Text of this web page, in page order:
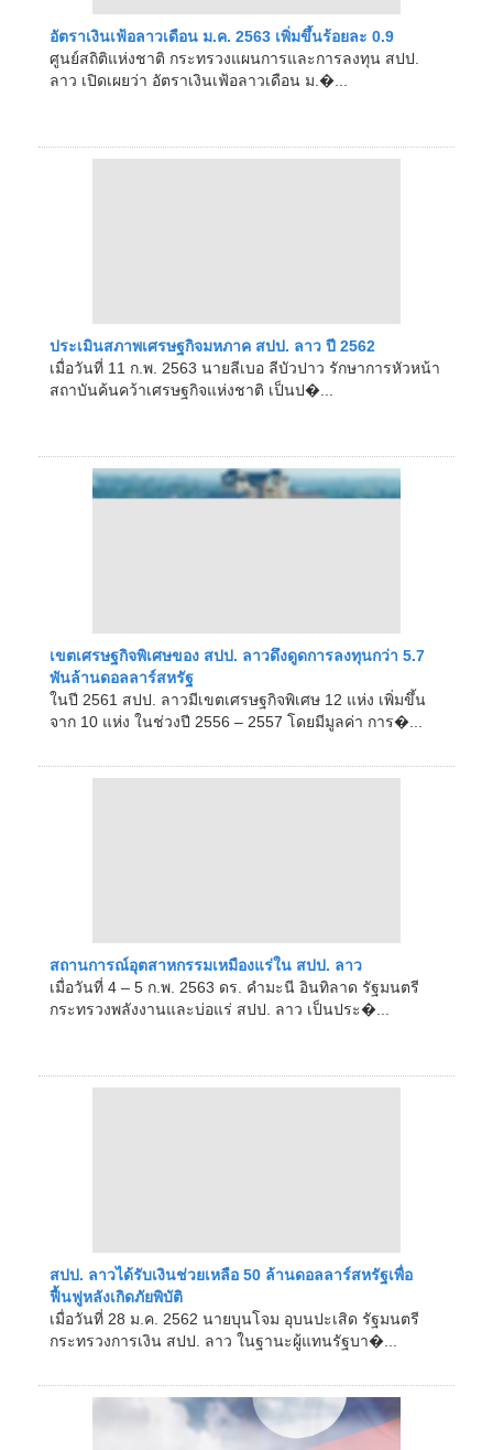
อัตราเงินเฟ้อลาวเดือน ม.ค. 2563 เพิ่มขึ้นร้อยละ 0.9
ศูนย์สถิติแห่งชาติ กระทรวงแผนการและการลงทุน สปป.
ลาว เปิดเผยว่า อัตราเงินเฟ้อลาวเดือน ม.�...
ประเมินสภาพเศรษฐกิจมหภาค สปป. ลาว ปี 2562
เมื่อวันที่ 11 ก.พ. 2563 นายลีเบอ ลีบัวปาว รักษาการหัวหน้า
สถาบันค้นคว้าเศรษฐกิจแห่งชาติ เป็นป�...
เขตเศรษฐกิจพิเศษของ สปป. ลาวดึงดูดการลงทุนกว่า 5.7
พันล้านดอลลาร์สหรัฐ
ในปี 2561 สปป. ลาวมีเขตเศรษฐกิจพิเศษ 12 แห่ง เพิ่มขึ้น
จาก 10 แห่ง ในช่วงปี 2556 – 2557 โดยมีมูลค่า การ�...
สถานการณ์อุตสาหกรรมเหมืองแร่ใน สปป. ลาว
เมื่อวันที่ 4 – 5 ก.พ. 2563 ดร. คำมะนี อินทิลาด รัฐมนตรี
กระทรวงพลังงานและบ่อแร่ สปป. ลาว เป็นประ�...
สปป. ลาวได้รับเงินช่วยเหลือ 50 ล้านดอลลาร์สหรัฐเพื่อ
ฟื้นฟูหลังเกิดภัยพิบัติ
เมื่อวันที่ 28 ม.ค. 2562 นายบุนโจม อุบนปะเสิด รัฐมนตรี
กระทรวงการเงิน สปป. ลาว ในฐานะผู้แทนรัฐบา�...